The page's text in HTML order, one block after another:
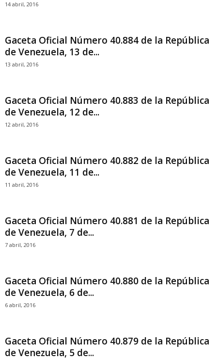
14 abril, 2016
Gaceta Oficial Número 40.884 de la República
de Venezuela, 13 de...
13 abril, 2016
Gaceta Oficial Número 40.883 de la República
de Venezuela, 12 de...
12 abril, 2016
Gaceta Oficial Número 40.882 de la República
de Venezuela, 11 de...
11 abril, 2016
Gaceta Oficial Número 40.881 de la República
de Venezuela, 7 de...
7 abril, 2016
Gaceta Oficial Número 40.880 de la República
de Venezuela, 6 de...
6 abril, 2016
Gaceta Oficial Número 40.879 de la República
de Venezuela, 5 de...